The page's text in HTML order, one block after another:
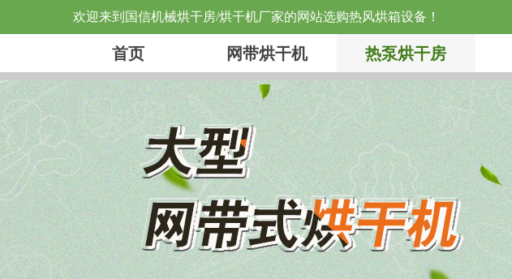
欢迎来到国信机械烘干房/烘干机厂家的网站选购热风烘箱设备！
首页
首页
网带烘干机
网带烘干机
热泵烘干房
热泵烘干房